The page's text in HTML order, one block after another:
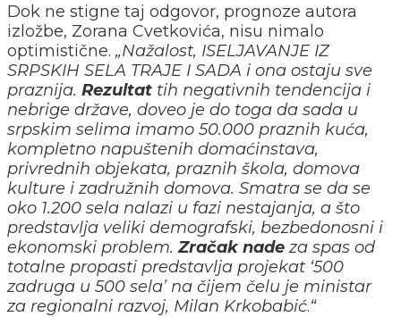
Dok ne stigne taj odgovor, prognoze autora
izložbe, Zorana Cvetkovića, nisu nimalo
optimistične. „Nažalost, ISELJAVANJE IZ
SRPSKIH SELA TRAJE I SADA i ona ostaju sve
praznija. Rezultat tih negativnih tendencija i
nebrige države, doveo je do toga da sada u
srpskim selima imamo 50.000 praznih kuća,
kompletno napuštenih domaćinstava,
privrednih objekata, praznih škola, domova
kulture i zadružnih domova. Smatra se da se
oko 1.200 sela nalazi u fazi nestajanja, a što
predstavlja veliki demografski, bezbedonosni i
ekonomski problem.Zračak nade za spas od
totalne propasti predstavlja projekat ‘500
zadruga u 500 sela’ na čijem čelu je ministar
za regionalni razvoj, Milan Krkobabić.“